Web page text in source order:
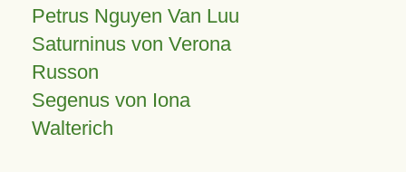
Petrus Nguyen Van Luu
Saturninus von Verona
Russon
Segenus von Iona
Walterich